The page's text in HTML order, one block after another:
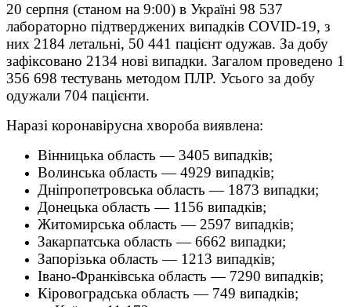
20 серпня (станом на 9:00) в Україні 98 537
лабораторно підтверджених випадків COVID-19, з
них 2184 летальні, 50 441 пацієнт одужав. За добу
зафіксовано 2134 нові випадки. Загалом проведено 1
356 698 тестувань методом ПЛР. Усього за добу
одужали 704 пацієнти.
Наразі коронавірусна хвороба виявлена:
Вінницька область — 3405 випадків;
Волинська область — 4929 випадків;
Дніпропетровська область — 1873 випадки;
Донецька область — 1156 випадків;
Житомирська область — 2597 випадків;
Закарпатська область — 6662 випадки;
Запорізька область — 1213 випадків;
Івано-Франківська область — 7290 випадків;
Кіровоградська область — 749 випадків;